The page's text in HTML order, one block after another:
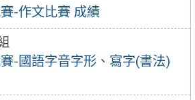
-作文比賽 成績
-國語字音字形、寫字(書法)